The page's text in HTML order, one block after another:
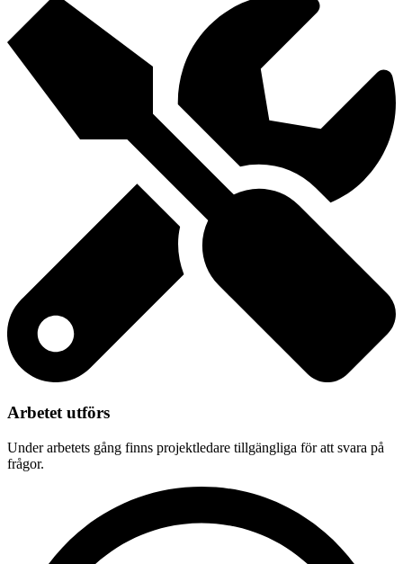
Arbetet utförs
Under arbetets gång finns projektledare tillgängliga för att svara på
frågor.